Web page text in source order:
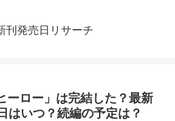
刊発売日リサーチ
ーロー」は完結した？最新
はいつ？続編の予定は？